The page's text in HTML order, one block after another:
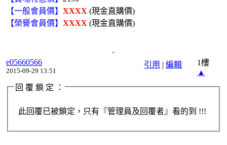
【一般會員價】 XXXX (現金直購價)
【榮譽會員價】 XXXX (現金直購價)
引用 | 編輯
e05660566
2015-09-29 13:51
1樓
▲
回 覆 鎖 定 ：
此回覆已被鎖定，只有『管理員及回覆者』看的到 !!!